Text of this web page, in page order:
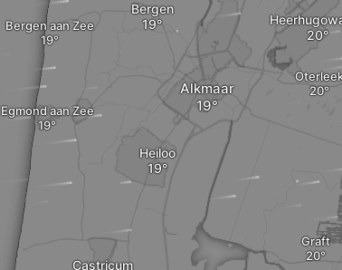
Bergen
Bergen aan Zee
Heiloo
Egmond aan Zee
Alkmaar
Castricum
Graft